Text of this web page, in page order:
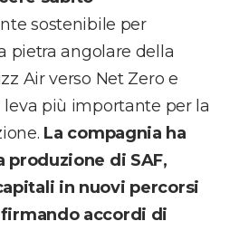
sostenibile per
pietra angolare della
Air verso Net Zero e
leva più importante per la
La compagnia ha
produzione di SAF,
in nuovi percorsi
accordi di